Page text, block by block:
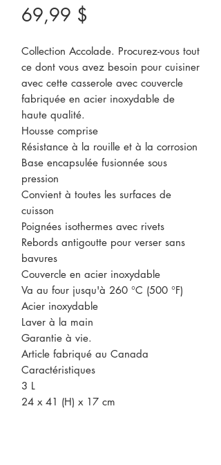
69,99 $
Collection Accolade. Procurez-vous tout
ce dont vous avez besoin pour cuisiner
avec cette casserole avec couvercle
fabriquée en acier inoxydable de
haute qualité.
Housse comprise
Résistance à la rouille et à la corrosion
Base encapsulée fusionnée sous
pression
Convient à toutes les surfaces de
cuisson
Poignées isothermes avec rivets
Rebords antigoutte pour verser sans
bavures
Couvercle en acier inoxydable
Va au four jusqu'à 260 °C (500 °F)
Acier inoxydable
Laver à la main
Garantie à vie.
Article fabriqué au Canada
Caractéristiques
3 L
24 x 41 (H) x 17 cm